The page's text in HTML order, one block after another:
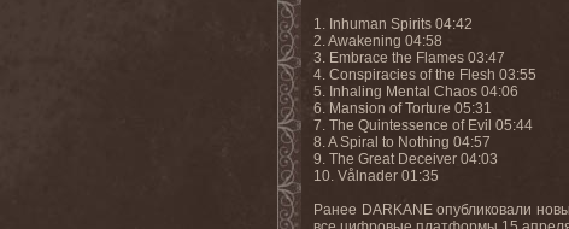
1. Inhuman Spirits 04:42
2. Awakening 04:58
3. Embrace the Flames 03:47
4. Conspiracies of the Flesh 03:55
5. Inhaling Mental Chaos 04:06
6. Mansion of Torture 05:31
7. The Quintessence of Evil 05:44
8. A Spiral to Nothing 04:57
9. The Great Deceiver 04:03
10. Vålnader 01:35
Ранее DARKANEопубликовали